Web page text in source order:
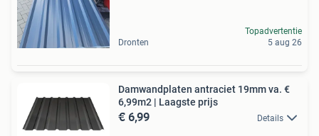
Dronten
Topadvertentie
5 aug 26
Damwandplaten antraciet 19mm va. €
6,99m2 | Laagste prijs
€ 6,99 Details